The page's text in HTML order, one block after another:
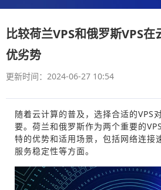
比较荷兰VPS和俄罗斯VPS
优劣势
更新时间：2024-06-27 10:54
随着云计算的普及，选择合适的VPS
要。荷兰和俄罗斯作为两个重要的
特的优势和适用场景，包括网络连接
服务稳定性等方面。